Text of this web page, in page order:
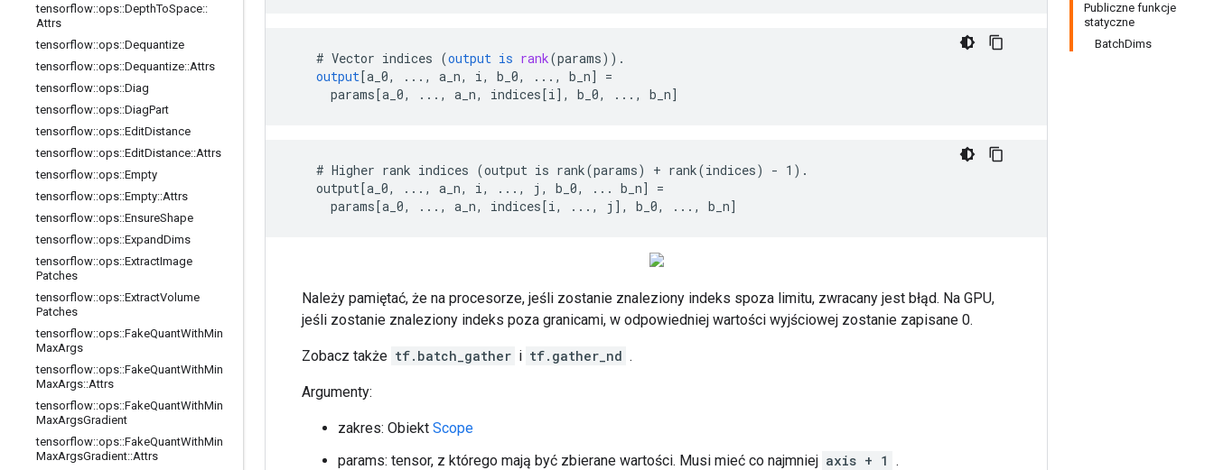
tensorflow::ops::DepthToSpace::
Attrs
tensorflow::ops::Dequantize
tensorflow::ops::Dequantize::Attrs
tensorflow::ops::Diag
tensorflow::ops::DiagPart
tensorflow::ops::EditDistance
tensorflow::ops::EditDistance::Attrs
tensorflow::ops::Empty
tensorflow::ops::Empty::Attrs
tensorflow::ops::EnsureShape
tensorflow::ops::ExpandDims
tensorflow::ops::ExtractImage
Patches
tensorflow::ops::ExtractVolume
Patches
tensorflow::ops::FakeQuantWithMin
MaxArgs
tensorflow::ops::FakeQuantWithMin
MaxArgs::Attrs
tensorflow::ops::FakeQuantWithMin
MaxArgsGradient
tensorflow::ops::FakeQuantWithMin
MaxArgsGradient::Attrs
Publiczne funkcje
statyczne
BatchDims
    #
Vector indices (output is rank(params)).
output[a_0, ..., a_n, i, b_0, ..., b_n]
=
params[a_0, ..., a_n, indices[i] , b_0, ..., b_n]
    # Higher rank indices (output is rank(params) + rank(indices) - 1).
    output[a_0, ..., a_n, i, ..., j, b_0, ... b_n] =
      params[a_0, ..., a_n, indices[i, ..., j], b_0, ..., b_n]
Należy pamiętać, że na procesorze, jeśli zostanie znaleziony indeks spoza limitu, zwracany jest błąd. Na GPU,
jeśli zostanie znaleziony indeks poza granicami, w odpowiedniej wartości wyjściowej zostanie zapisane 0.
Zobacz także tf.batch_gather i tf.gather_nd .
Argumenty:
zakres: Obiekt Scope
params: tensor, z którego mają być zbierane wartości. Musi mieć co najmniej axis + 1 .